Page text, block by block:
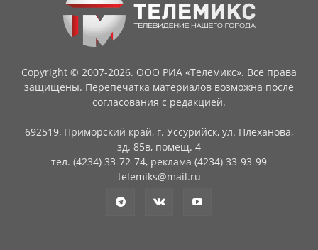
Copyright © 2007-2026. ООО РИА «Телемикс». Все права
защищены. Перепечатка материалов возможна после
согласования с редакцией.
692519, Приморский край, г. Уссурийск, ул. Плеханова,
зд. 85в, помещ. 4
тел. (4234) 33-72-74, реклама (4234) 33-93-99
telemiks@mail.ru